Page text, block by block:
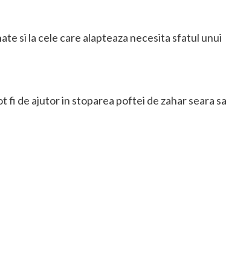
si la cele care alapteaza necesita sfatul unui
fi de ajutor in stoparea poftei de zahar seara